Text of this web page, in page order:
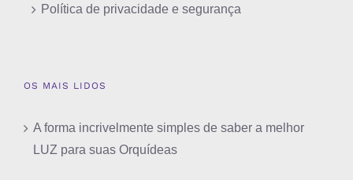
Política de privacidade e segurança
OS MAIS LIDOS
A forma incrivelmente simples de saber a melhor
LUZ para suas Orquídeas